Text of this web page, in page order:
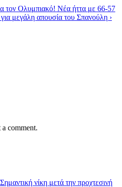
τον Ολυμπιακό! Νέα ήττα με 66-57
μεγάλη απουσία του Σπανούλη ›
a comment.
νίκη μετά την προχτεσινή